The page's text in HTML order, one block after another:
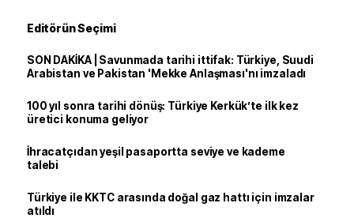
Editörün Seçimi
SON DAKİKA | Savunmada tarihi ittifak: Türkiye, Suudi
Arabistan ve Pakistan 'Mekke Anlaşması'nı imzaladı
100 yıl sonra tarihi dönüş: Türkiye Kerkük’te ilk kez
üretici konuma geliyor
İhracatçıdan yeşil pasaportta seviye ve kademe
talebi
Türkiye ile KKTC arasında doğal gaz hattı için imzalar
atıldı